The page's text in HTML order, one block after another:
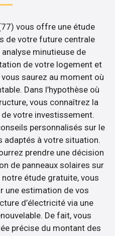
vous offre une étude
de votre future centrale
minutieuse de
de votre logement et
saurez au moment où
Dans l’hypothèse où
vous connaîtrez la
votre investissement.
personnalisés sur le
adaptés à votre situation.
prendre une décision
de panneaux solaires sur
étude gratuite, vous
une estimation de vos
d’électricité via une
De fait, vous
précise du montant des